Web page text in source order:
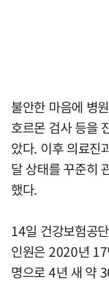
불안한 마음에 병
호르몬 검사 등을
았다. 이후 의료진
달 상태를 꾸준히
했다.
14일 건강보험공
인원은 2020년
명으로 4년 새 약